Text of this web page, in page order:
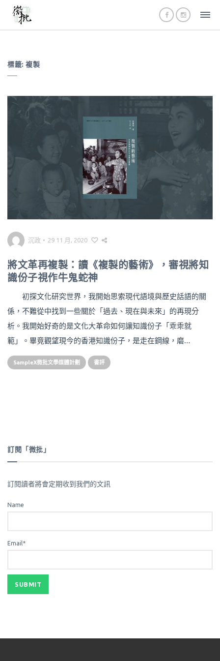
標籤: 複製
沉政 • 29 11 月, 2020
將文革再複製：讀《複製的藝術》，審視將知
識份子視作牛鬼蛇神
初探文化研究世界，我開始思索現代語境與歷史話語的關
係，不難從中找到一些關於「過去、現在與未來」的再現分
析。我開始好奇的是文化大革命如何讓知識份子「乖乖就
範」。畢竟觀望現今的香港知識份子，是走在鋼線，磨…
SampleX微批文學媒體計劃 書評
訂閱「微批」
訂閱讀者將會定期收到我們的文訊
Name
Email*